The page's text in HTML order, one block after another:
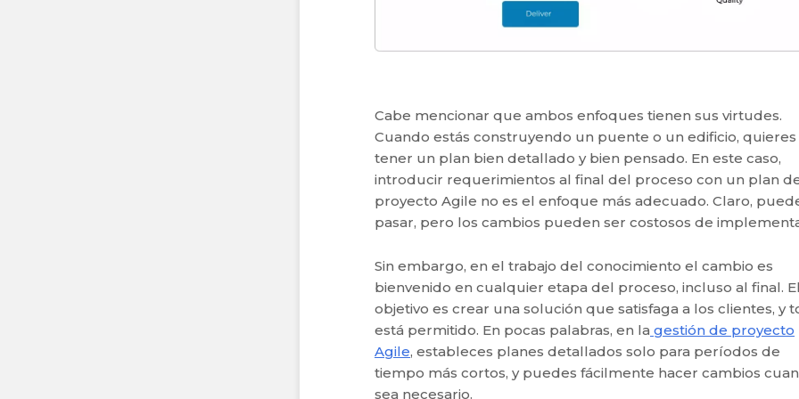
Cabe mencionar que ambos enfoques tienen sus virtudes.
Cuando estás construyendo un puente o un edificio, quieres
tener un plan bien detallado y bien pensado. En este caso,
introducir requerimientos al final del proceso con un plan
proyecto Agile no es el enfoque más adecuado. Claro,
pasar, pero los cambios pueden ser costosos de
Sin embargo, en el trabajo del conocimiento el cambio es
bienvenido en cualquier etapa del proceso, incluso al final. El
objetivo es crear una solución que satisfaga a los clientes, y
está permitido. En pocas palabras, en la gestión de proyecto
Agile, estableces planes detallados solo para períodos de
tiempo más cortos, y puedes fácilmente hacer cambios
sea necesario.